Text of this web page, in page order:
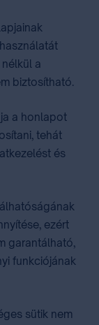
a
biztosítható.
a honlapot
tehát
és
ezért
garantálható,
funkciójának
sütik nem